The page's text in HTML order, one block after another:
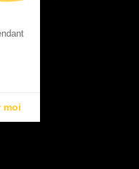
moi
paramètres de